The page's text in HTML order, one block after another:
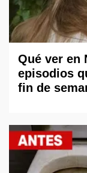
Qué ver en
episodios
fin de